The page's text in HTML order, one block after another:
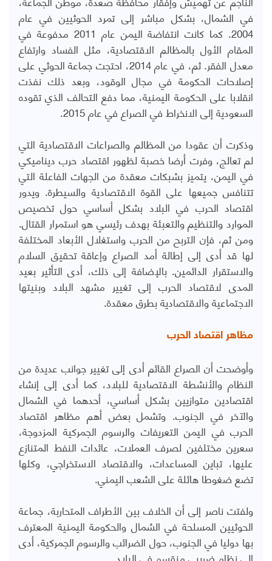
في الشمال، بشكل مباشر إلى تمرد الحوثيين في عام
2004. كما كانت انتفاضة اليمن عام 2011 مدفوعة في
المقام الأول بالمظالم الاقتصادية، مثل الفساد وارتفاع
معدل الفقر. ثم، في عام 2014، احتجت جماعة الحوثي على
إصلاحات الحكومة في مجال الوقود، وبعد ذلك نفذت
انقلابا على الحكومة اليمنية، مما دفع التحالف الذي تقوده
السعودية إلى الانخراط في الصراع في عام 2015.
وذكرت أن عقودا من المظالم والصراعات الاقتصادية التي
لم تعالج، وفرت أرضا خصبة لظهور اقتصاد حرب ديناميكي
في اليمن، يتميز بشبكات معقدة من الجهات الفاعلة التي
تتنافس جميعها على القوة الاقتصادية والسيطرة. ويدور
اقتصاد الحرب في البلاد بشكل أساسي حول تخصيص
الموارد والتنظيم والتعبئة بهدف رئيسي هو استمرار القتال.
ومن ثم، فإن التربح من الحرب واستغلال الأبعاد المختلفة
لها قد أدى إلى إطالة أمد الصراع وإعاقة تحقيق السلام
والاستقرار الدائمين. بالإضافة إلى ذلك، أدى التأثير بعيد
المدى لاقتصاد الحرب إلى تغيير مشهد البلاد وبنيتها
الاجتماعية والاقتصادية بطرق معقدة.
مظاهر اقتصاد الحرب
وأوضحت أن الصراع القائم أدى إلى تغيير جوانب عديدة من
النظام والأنشطة الاقتصادية للبلاد، كما أدى إلى إنشاء
اقتصادين متوازيين بشكل أساسي، أحدهما في الشمال
والآخر في الجنوب. وتشمل بعض أهم مظاهر اقتصاد
الحرب في اليمن التعريفات والرسوم الجمركية المزدوجة،
سعرين مختلفين لصرف العملات، عائدات النفط المتنازع
عليها، تباين المساعدات، والاقتصاد الاستخراجي، وكلها
تضع ضغوطا هائلة على الشعب اليمني.
ولفتت ناصر إلى أن الخلاف بين الأطراف المتحاربة، جماعة
الحوثيين المسلحة في الشمال والحكومة اليمنية المعترف
بها دوليا في الجنوب، حول الضرائب والرسوم الجمركية، أدى
إلى نظام ضريبي منقسم في البلاد.